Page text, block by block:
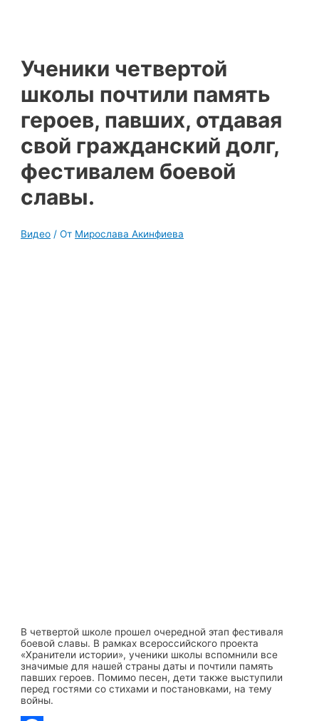
Ученики четвертой
школы почтили память
героев, павших, отдавая
свой гражданский долг,
фестивалем боевой
славы.
Видео / От Мирослава Акинфиева
В четвертой школе прошел очередной этап фестиваля
боевой славы. В рамках всероссийского проекта
«Хранители истории», ученики школы вспомнили все
значимые для нашей страны даты и почтили память
павших героев. Помимо песен, дети также выступили
перед гостями со стихами и постановками, на тему
войны.